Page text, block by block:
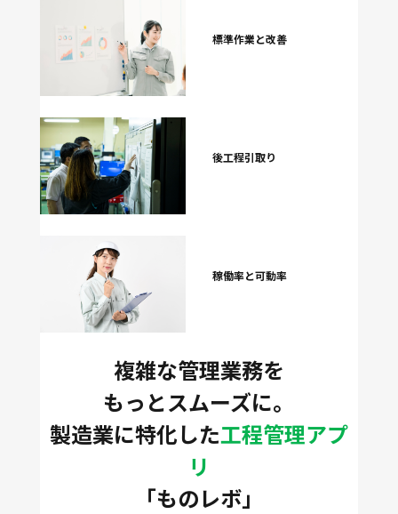
標準作業と改善
後工程引取り
稼働率と可動率
複雑な管理業務を
もっとスムーズに。
製造業に特化した工程管理アプ
リ
「ものレボ」